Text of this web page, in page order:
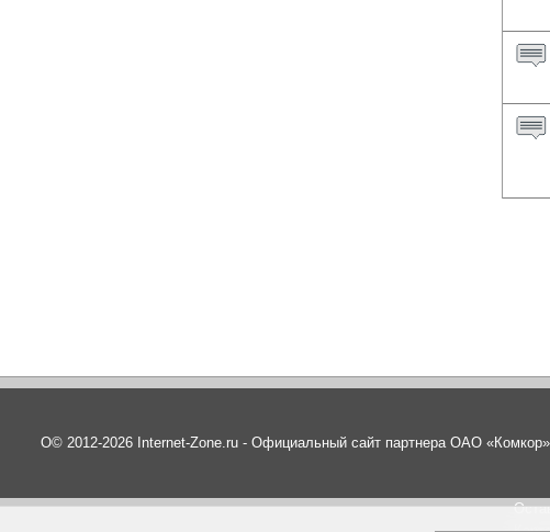
О© 2012-2026 Internet-Zone.ru - Официальный сайт партнера ОАО